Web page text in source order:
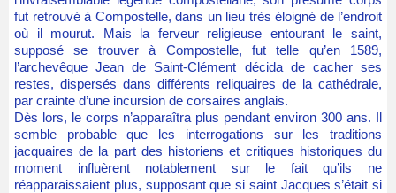
fut retrouvé à Compostelle, dans un lieu très éloigné de l’endroit
où il mourut. Mais la ferveur religieuse entourant le saint,
supposé se trouver à Compostelle, fut telle qu’en 1589,
l’archevêque Jean de Saint-Clément décida de cacher ses
restes, dispersés dans différents reliquaires de la cathédrale,
par crainte d’une incursion de corsaires anglais.
Dès lors, le corps n’apparaîtra plus pendant environ 300 ans. Il
semble probable que les interrogations sur les traditions
jacquaires de la part des historiens et critiques historiques du
moment influèrent notablement sur le fait qu’ils ne
réapparaissaient plus, supposant que si saint Jacques s’était si